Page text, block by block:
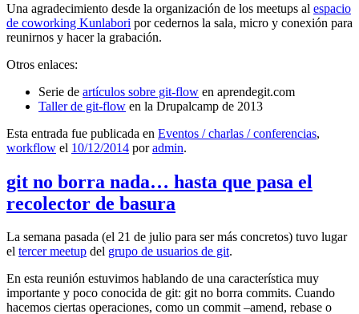
Una agradecimiento desde la organización de los meetups al espacio
de coworking Kunlabori por cedernos la sala, micro y conexión para
reunirnos y hacer la grabación.
Otros enlaces:
Serie de artículos sobre git-flow en aprendegit.com
Taller de git-flow en la Drupalcamp de 2013
Esta entrada fue publicada en Eventos / charlas / conferencias,
workflow el 10/12/2014 poradmin.
git no borra nada… hasta que pasa el
recolector de basura
La semana pasada (el 21 de julio para ser más concretos) tuvo lugar
el tercer meetup del grupo de usuarios de git.
En esta reunión estuvimos hablando de una característica muy
importante y poco conocida de git: git no borra commits. Cuando
hacemos ciertas operaciones, como un commit –amend, rebase o